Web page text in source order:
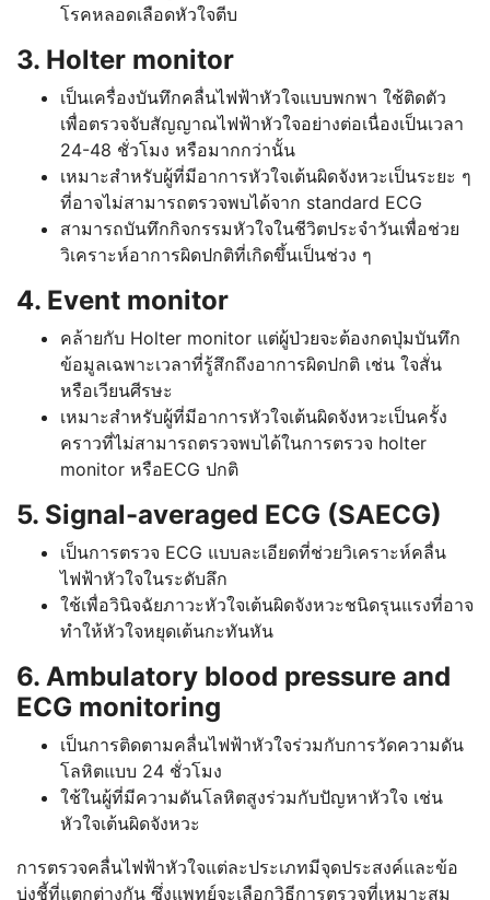
โรคหลอดเลือดหัวใจตีบ
3. Holter monitor
เป็นเครื่องบันทึกคลื่นไฟฟ้าหัวใจแบบพกพา ใช้ติดตัว
เพื่อตรวจจับสัญญาณไฟฟ้าหัวใจอย่างต่อเนื่องเป็นเวลา
24-48 ชั่วโมง หรือมากกว่านั้น
เหมาะสำหรับผู้ที่มีอาการหัวใจเต้นผิดจังหวะเป็นระยะ ๆ
ที่อาจไม่สามารถตรวจพบได้จาก standard ECG
สามารถบันทึกกิจกรรมหัวใจในชีวิตประจำวันเพื่อช่วย
วิเคราะห์อาการผิดปกติที่เกิดขึ้นเป็นช่วง ๆ
4. Event monitor
คล้ายกับ Holter monitor แต่ผู้ป่วยจะต้องกดปุ่มบันทึก
ข้อมูลเฉพาะเวลาที่รู้สึกถึงอาการผิดปกติ เช่น ใจสั่น
หรือเวียนศีรษะ
เหมาะสำหรับผู้ที่มีอาการหัวใจเต้นผิดจังหวะเป็นครั้ง
คราวที่ไม่สามารถตรวจพบได้ในการตรวจ holter
monitor หรือECG ปกติ
5. Signal-averaged ECG (SAECG)
เป็นการตรวจ ECG แบบละเอียดที่ช่วยวิเคราะห์คลื่น
ไฟฟ้าหัวใจในระดับลึก
ใช้เพื่อวินิจฉัยภาวะหัวใจเต้นผิดจังหวะชนิดรุนแรงที่อาจ
ทำให้หัวใจหยุดเต้นกะทันหัน
6. Ambulatory blood pressure and
ECG monitoring
เป็นการติดตามคลื่นไฟฟ้าหัวใจร่วมกับการวัดความดัน
โลหิตแบบ 24 ชั่วโมง
ใช้ในผู้ที่มีความดันโลหิตสูงร่วมกับปัญหาหัวใจ เช่น
หัวใจเต้นผิดจังหวะ
การตรวจคลื่นไฟฟ้าหัวใจแต่ละประเภทมีจุดประสงค์และข้อ
บ่งชี้ที่แตกต่างกัน ซึ่งแพทย์จะเลือกวิธีการตรวจที่เหมาะสม